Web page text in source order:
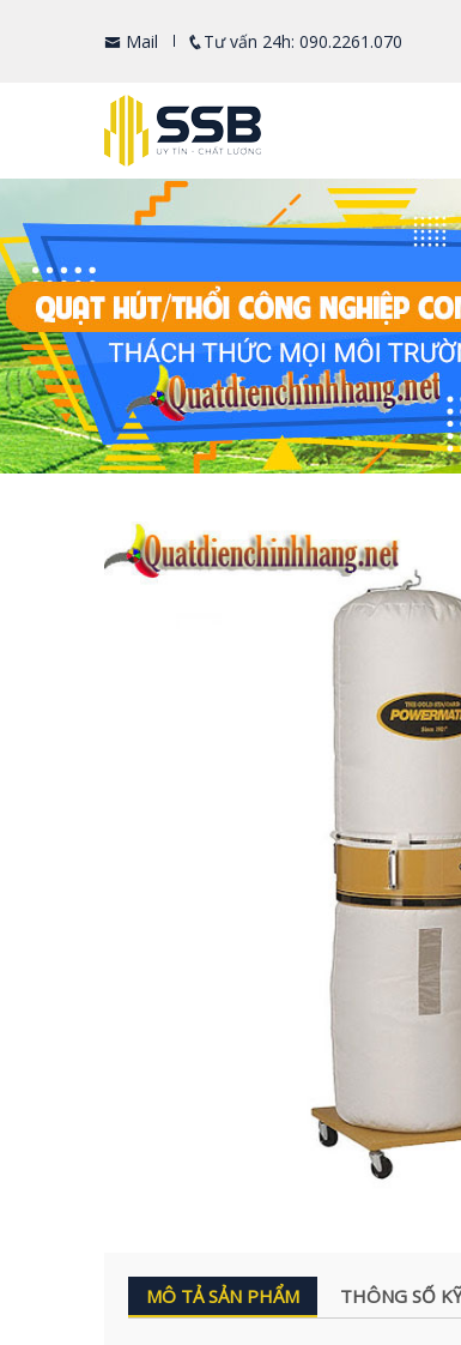
Mail Tư vấn 24h: 090.2261.070
MÔ TẢ SẢN PHẨM THÔNG SỐ